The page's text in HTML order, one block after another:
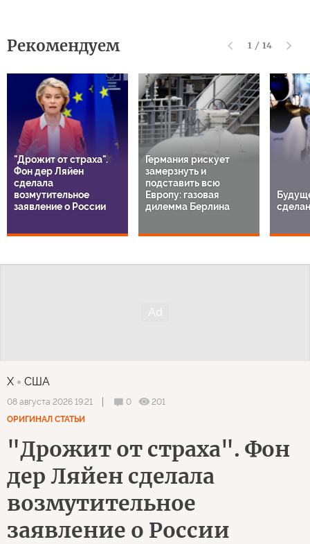
Рекомендуем 1 / 14
"Дрожит от страха".
Фон дер Ляйен
сделала
возмутительное
заявление о России
Германия рискует
замерзнуть и
подставить всю
Европу: газовая
дилемма Берлина
X США
08 августа 2026 19:21 0
201
ОРИГИНАЛ СТАТЬИ
"Дрожит от страха". Фон
дер Ляйен сделала
возмутительное
заявление о России